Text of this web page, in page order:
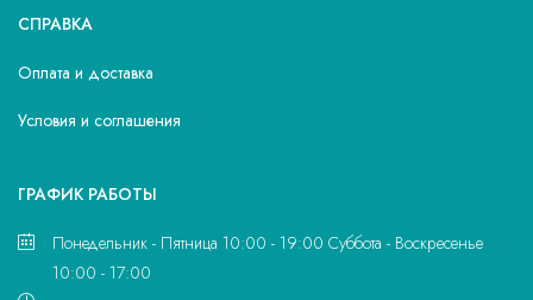
СПРАВКА
Оплата и доставка
Условия и соглашения
ГРАФИК РАБОТЫ
Понедельник - Пятница 10:00 - 19:00 Суббота - Воскресенье
10:00 - 17:00